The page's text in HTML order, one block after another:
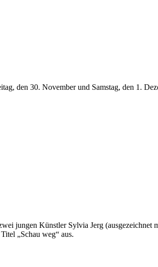
den 30. November und Samstag, den 1.
jungen Künstler Sylvia Jerg
„Schau weg“ aus.